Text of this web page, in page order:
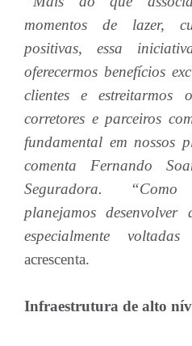
momentos de lazer,
positivas, essa
oferecermos benefícios
clientes e estreitarmos
corretores e parceiros
fundamental em nossos
comenta Fernando
Seguradora.
planejamos desenvolver
especialmente
acrescenta.
Infraestrutura de alto